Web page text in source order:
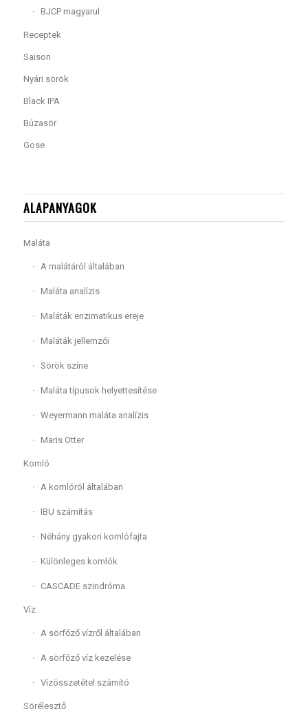
BJCP magyarul
Receptek
Saison
Nyári sörök
Black IPA
Búzasör
Gose
ALAPANYAGOK
Maláta
A malátáról általában
Maláta analízis
Maláták enzimatikus ereje
Maláták jellemzői
Sörök színe
Maláta típusok helyettesítése
Weyermann maláta analízis
Maris Otter
Komló
A komlóról általában
IBU számítás
Néhány gyakori komlófajta
Különleges komlók
CASCADE szindróma
Víz
A sörfőző vízről általában
A sörfőző víz kezelése
Vízösszetétel számító
Sörélesztő